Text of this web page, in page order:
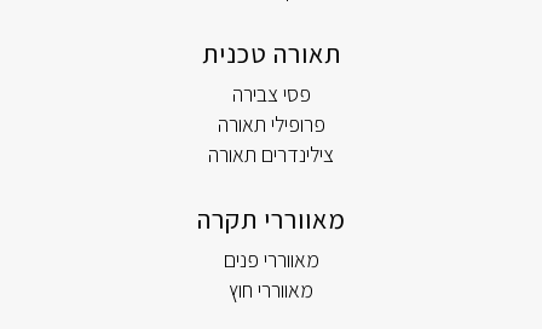
תאורה טכנית
פסי צבירה
פרופילי תאורה
צילינדרים תאורה
מאווררי תקרה
מאווררי פנים
מאווררי חוץ